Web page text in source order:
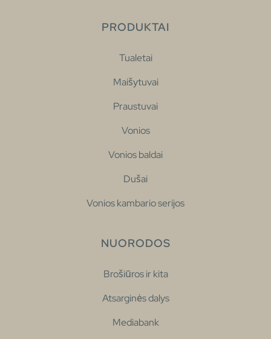
PRODUKTAI
Tualetai
Maišytuvai
Praustuvai
Vonios
Vonios baldai
Dušai
Vonios kambario serijos
NUORODOS
Brošiūros ir kita
Atsarginės dalys
Mediabank